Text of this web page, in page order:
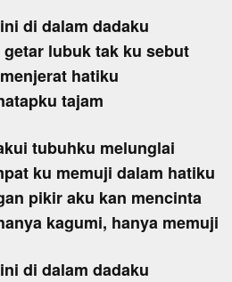
di dalam dadaku
getar lubuk tak ku sebut
hatiku
tajam
tubuhku melunglai
ku memuji dalam hatiku
pikir aku kan mencinta
kagumi, hanya memuji
di dalam dadaku